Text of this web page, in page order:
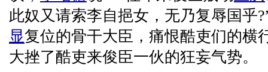
此奴又请索李自挹女，无乃复辱国乎
显复位的骨干大臣，痛恨酷吏们的横
大挫了酷吏来俊臣一伙的狂妄气势。